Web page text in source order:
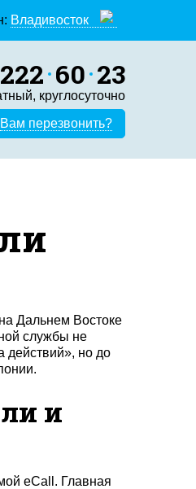
Владивосток
60 23
круглосуточно
Вам перезвонить?
Дальнем Востоке
службы не
действий», но до
и
eCall. Главная